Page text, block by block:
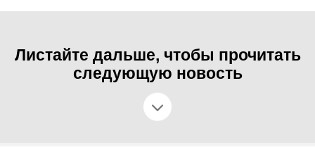
Листайте дальше, чтобы прочитать
следующую новость